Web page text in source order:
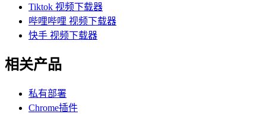
Tiktok 视频下载器
哔哩哔哩 视频下载器
快手 视频下载器
相关产品
私有部署
Chrome插件